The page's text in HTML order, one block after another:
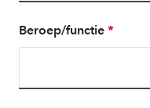
Beroep/functie *